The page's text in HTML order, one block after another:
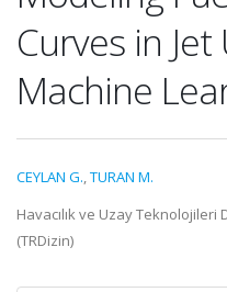
Curves in Jet
Machine
CEYLAN G.,TURAN M.
Havacılık ve Uzay Teknolojileri
(TRDizin)